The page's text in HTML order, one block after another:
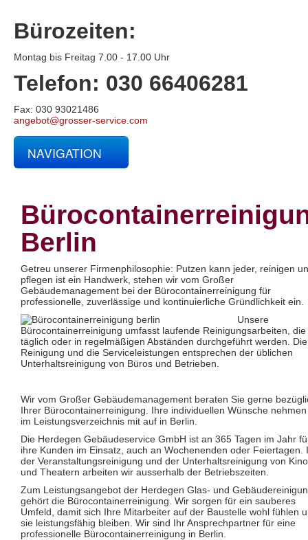
Bürozeiten:
Montag bis Freitag 7.00 - 17.00 Uhr
Telefon: 030 66406281
Fax: 030 93021486
angebot@grosser-service.com
NAVIGATION
Baureinigung
Büroreinigung
Centerreinigung
Fassadenreinigung und Denkmalpflege
Fensterreinigung
Glas- und Glasfassadenreinigung
Großküchenreinigung
Grundreinigung
Industriereinigung
Kino- und Theatersaalreinigung
Kitareinigung
Praxisreinigung
Privathaushaltsreinigung
Restaurantreinigung
Schulreinigung
Unterhaltsreinigung
Veranstaltungsreinigung
Verkehrs- und Grauflächenreinigung
Verkehrsmittelreinigung
Hausmeisterservice
Grünflächenpflege
Winterdienst
Berlin
Getreu unserer Firmenphilosophie: Putzen kann jeder, reinigen
pflegen ist ein Handwerk, stehen wir vom Großer
Gebäudemanagement bei der Bürocontainerreinigung für
professionelle, zuverlässige und kontinuierliche Gründlichkeit ein.
Unsere
Bürocontainerreinigung umfasst laufende Reinigungsarbeiten, die
täglich oder in regelmäßigen Abständen durchgeführt werden. Die
Reinigung und die Serviceleistungen entsprechen der üblichen
Unterhaltsreinigung von Büros und Betrieben.
Wir vom Großer Gebäudemanagement beraten Sie gerne
Ihrer Bürocontainerreinigung. Ihre individuellen Wünsche
im Leistungsverzeichnis mit auf in Berlin.
Die Herdegen Gebäudeservice GmbH ist an 365 Tagen im Jahr
ihre Kunden im Einsatz, auch an Wochenenden oder Feiertagen.
der Veranstaltungsreinigung und der Unterhaltsreinigung von
und Theatern arbeiten wir ausserhalb der Betriebszeiten.
Zum Leistungsangebot der Herdegen Glas- und
gehört die Bürocontainerreinigung. Wir sorgen für ein sauberes
Umfeld, damit sich Ihre Mitarbeiter auf der Baustelle wohl fühlen
sie leistungsfähig bleiben. Wir sind Ihr Ansprechpartner für eine
professionelle Bürocontainerreinigung in Berlin.